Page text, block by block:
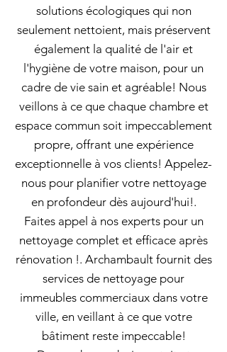
solutions écologiques qui non
seulement nettoient, mais préservent
également la qualité de l'air et
l'hygiène de votre maison, pour un
cadre de vie sain et agréable! Nous
veillons à ce que chaque chambre et
espace commun soit impeccablement
propre, offrant une expérience
exceptionnelle à vos clients! Appelez-
nous pour planifier votre nettoyage
en profondeur dès aujourd'hui!.
Faites appel à nos experts pour un
nettoyage complet et efficace après
rénovation !. Archambault fournit des
services de nettoyage pour
immeubles commerciaux dans votre
ville, en veillant à ce que votre
bâtiment reste impeccable!